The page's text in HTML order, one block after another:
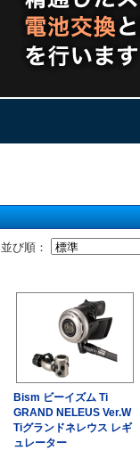
並び順：
Bism ビーイズム Ti
GRAND NELEUS Ver.W
Tiグランドネレウス レギ
ュレーター